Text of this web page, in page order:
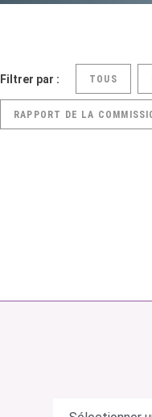
Filtrer par : TOUS
RAPPORT DE LA